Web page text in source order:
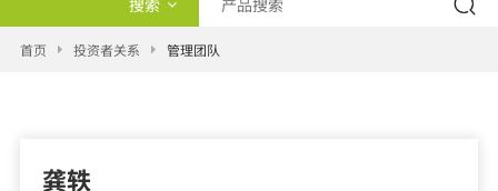
搜索
产品类型
首页 投资者关系 管理团队
龚轶